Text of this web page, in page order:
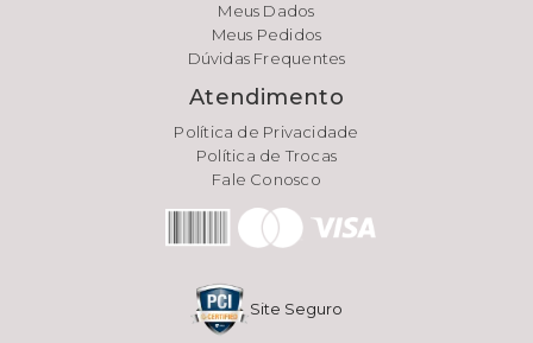
Meus Dados
Meus Pedidos
Dúvidas Frequentes
Atendimento
Política de Privacidade
Política de Trocas
Fale Conosco
Site Seguro